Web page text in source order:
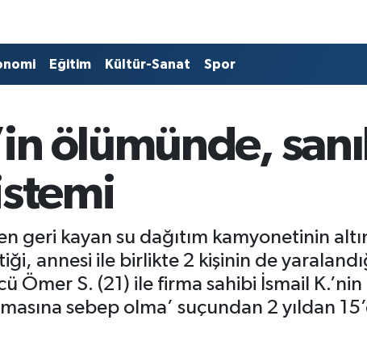
Eğitim Kültür-Sanat Spor
ölümünde,
geri kayan su dağıtım kamyonetinin
annesi ile birlikte 2 kişinin de
Ömer S. (21) ile firma sahibi İsmail
sebep olma’ suçundan 2 yıldan